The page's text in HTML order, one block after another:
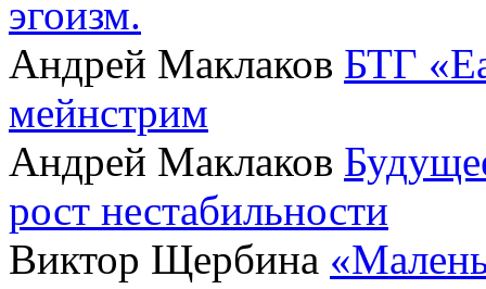
эгоизм.
Андрей Маклаков БТГ
мейнстрим
Андрей Маклаков
рост нестабильности
Виктор Щербина